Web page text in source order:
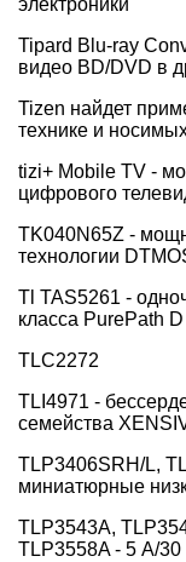
электроники
Tipard Blu-ray
видео BD/DVD в
Tizen найдет
технике и
tizi+ Mobile TV -
цифрового
TK040N65Z -
технологии
Tl TAS5261 -
класса PurePath D
TLC2272
TLI4971 -
семейства
TLP3406SRH/L,
миниатюрные
TLP3543A,
TLP3558A - 5 А/